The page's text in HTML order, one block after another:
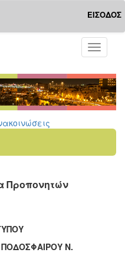
ΕΙΣΟΔΟΣ
Toggle
Προπονητών
Ν.